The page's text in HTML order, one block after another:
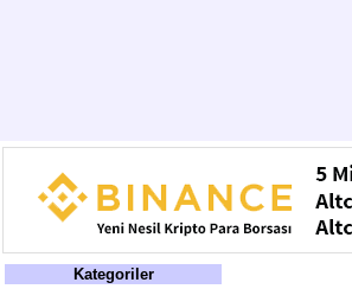
Kategoriler